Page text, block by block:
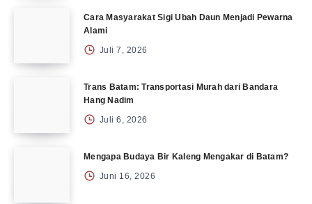
Cara Masyarakat Sigi Ubah Daun Menjadi Pewarna
Alami
Juli 7, 2026
Trans Batam: Transportasi Murah dari Bandara
Hang Nadim
Juli 6, 2026
Mengapa Budaya Bir Kaleng Mengakar di Batam?
Juni 16, 2026